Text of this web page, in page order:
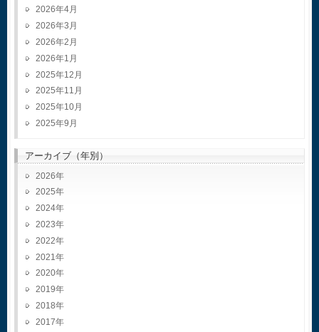
2026年4月
2026年3月
2026年2月
2026年1月
2025年12月
2025年11月
2025年10月
2025年9月
アーカイブ（年別）
2026
2025
2024
2023
2022
2021
2020
2019
2018
2017